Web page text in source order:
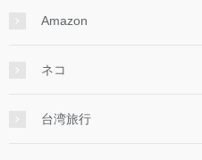
Amazon
ネコ
台湾旅行